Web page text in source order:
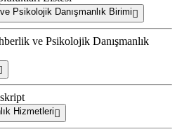
Psikolojik Danışmanlık Birimi
ve Psikolojik Danışmanlık
Hizmetleri